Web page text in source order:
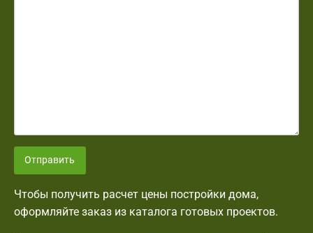
Отправить
Чтобы получить расчет цены постройки дома,
оформляйте заказ из каталога готовых проектов.